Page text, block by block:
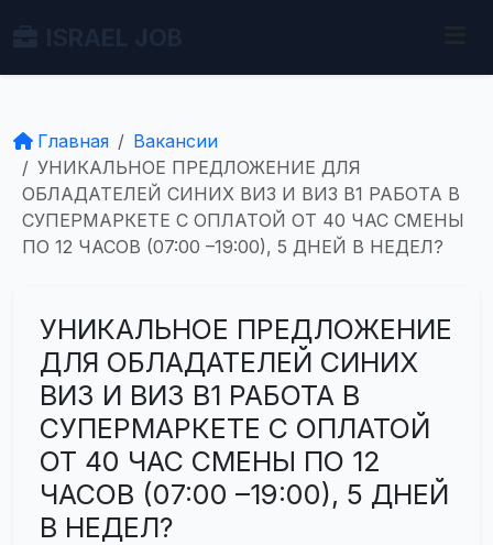
Главная
Вакансии
УНИКАЛЬНОЕ ПРЕДЛОЖЕНИЕ ДЛЯ
ОБЛАДАТЕЛЕЙ СИНИХ ВИЗ И ВИЗ B1 РАБОТА В
СУПЕРМАРКЕТЕ С ОПЛАТОЙ ОТ 40 ЧАС СМЕНЫ
ПО 12 ЧАСОВ (07:00 –19:00), 5 ДНЕЙ В НЕДЕЛ?
УНИКАЛЬНОЕ ПРЕДЛОЖЕНИЕ
ДЛЯ ОБЛАДАТЕЛЕЙ СИНИХ
ВИЗ И ВИЗ B1 РАБОТА В
СУПЕРМАРКЕТЕ С ОПЛАТОЙ
ОТ 40 ЧАС СМЕНЫ ПО 12
ЧАСОВ (07:00 –19:00), 5 ДНЕЙ
В НЕДЕЛ?